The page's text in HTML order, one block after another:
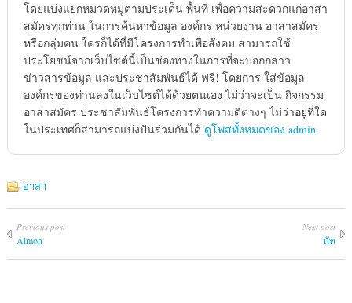
โดยแบ่งแยกหมวดหมู่ตามประเด็น พื้นที่ เพื่อความสะดวกแก่อาสา
สมัครทุกท่าน ในการค้นหาข้อมูล องค์กร หน่วยงาน อาสาสมัคร
หรือกลุ่มคน ใครก็ได้ที่มีโครงการทำเพื่อสังคม สามารถใช้
ประโยชน์จากเว็บไซต์นี้เป็นช่องทางในการที่จะบอกกล่าว
ข่าวสารข้อมูล และประชาสัมพันธ์ได้ ฟรี! โดยการ ใส่ข้อมูล
องค์กรของท่านลงในเว็บไซต์ได้ด้วยตนเอง ไม่ว่าจะเป็น กิจกรรม
อาสาสมัคร ประชาสัมพันธ์โครงการทำความดีต่างๆ ไม่ว่าอยู่ที่ใด
ในประเทศก็สามารถแบ่งปันร่วมกันได้ ดูโพสทั้งหมดของ admin
อาสา
Previous post
Aimon
Next post
นัท